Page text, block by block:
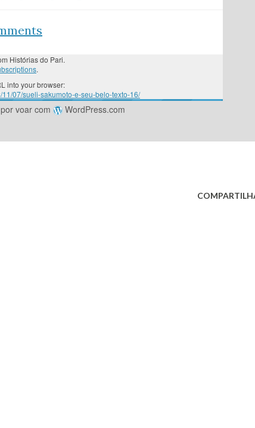
Histórias do Pari.
.
into your browser:
07/sueli-sakumoto-e-seu-belo-texto-16/
voar com WordPress.com